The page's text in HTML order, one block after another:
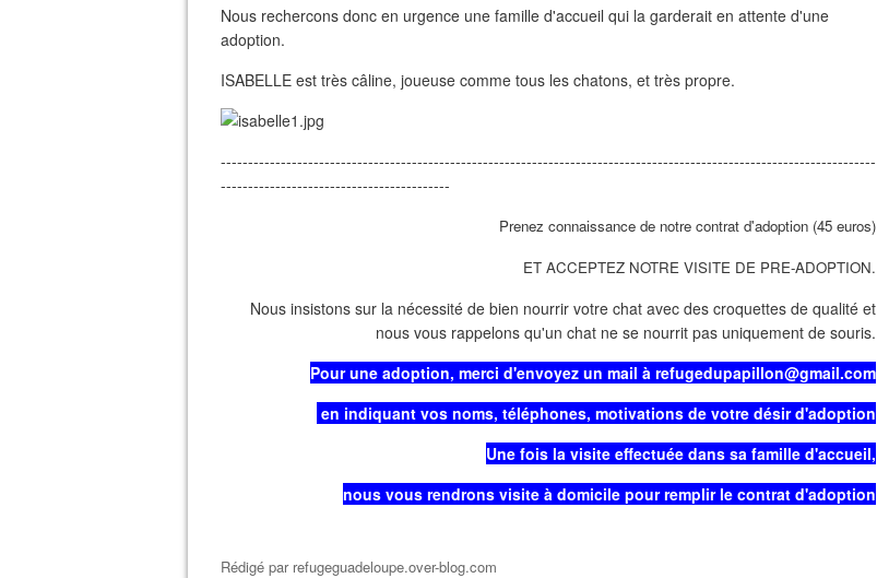
Nous rechercons donc en urgence une famille d'accueil qui la garderait en attente d'une
adoption.
ISABELLE est très câline, joueuse comme tous les chatons, et très propre.
------------------------------------------------------------------------------------------------------------------------
------------------------------------------
Prenez connaissance de notre contrat d'adoption (45 euros)
ET ACCEPTEZ NOTRE VISITE DE PRE-ADOPTION.
Nous insistons sur la nécessité de bien nourrir votre chat avec des croquettes de qualité et
nous vous rappelons qu'un chat ne se nourrit pas uniquement de souris.
Pour une adoption, merci d'envoyez un mail à refugedupapillon@gmail.com
en indiquant vos noms, téléphones, motivations de votre désir d'adoption
Une fois la visite effectuée dans sa famille d'accueil,
nous vous rendrons visite à domicile pour remplir le contrat d'adoption
Rédigé par refugeguadeloupe.over-blog.com